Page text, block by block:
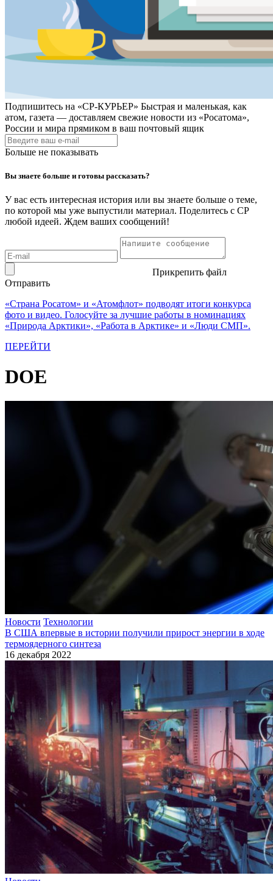
Подпишитесь на «СР-КУРЬЕР» Быстрая и маленькая, как
атом, газета — доставляем свежие новости из «Росатома»,
России и мира прямиком в ваш почтовый ящик
Больше не показывать
Вы знаете больше и готовы рассказать?
У вас есть интересная история или вы знаете больше о теме,
по которой мы уже выпустили материал. Поделитесь с СР
любой идеей. Ждем ваших сообщений!
Прикрепить файл
Отправить
«Страна Росатом» и «Атомфлот» подводят итоги конкурса
фото и видео. Голосуйте за лучшие работы в номинациях
«Природа Арктики», «Работа в Арктике» и «Люди СМП».
ПЕРЕЙТИ
DOE
Новости Технологии
В США впервые в истории получили прирост энергии в ходе
термоядерного синтеза
16 декабря 2022